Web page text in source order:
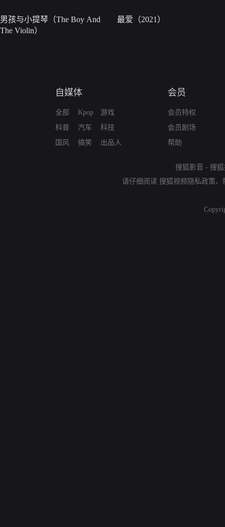
男孩与小提琴（The Boy And
The Violin）
最爱（2021）
自媒体
全部
科普
国风
Kpop
汽车
搞笑
游戏
科技
出品人
会员
会员特权
会员剧场
帮助
搜狐影音 - 搜
请仔细阅读 搜狐视频隐私政策、